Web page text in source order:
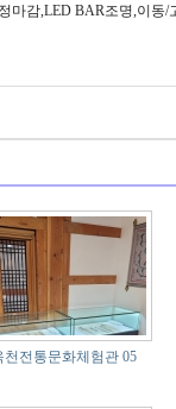
마감,LED BAR조명,이동
천전통문화체험관 05